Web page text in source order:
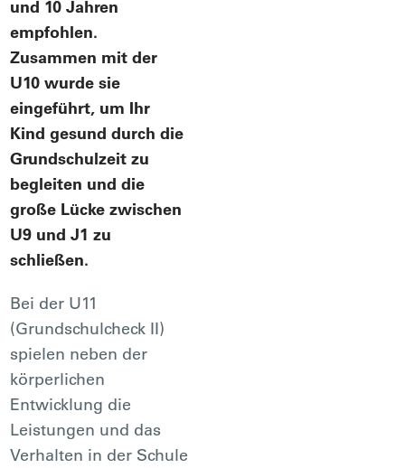
und 10 Jahren
empfohlen.
Zusammen mit der
U10 wurde sie
eingeführt, um Ihr
Kind gesund durch die
Grundschulzeit zu
begleiten und die
große Lücke zwischen
U9 und J1 zu
schließen.
Bei der U11
(Grundschulcheck II)
spielen neben der
körperlichen
Entwicklung die
Leistungen und das
Verhalten in der Schule